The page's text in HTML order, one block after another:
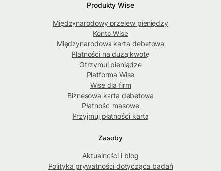
Produkty Wise
Międzynarodowy przelew pieniędzy
Konto Wise
Międzynarodowa karta debetowa
Płatności na dużą kwotę
Otrzymuj pieniądze
Platforma Wise
Wise dla firm
Biznesowa karta debetowa
Płatności masowe
Przyjmuj płatności kartą
Zasoby
Aktualności i blog
Polityka prywatności dotycząca badań